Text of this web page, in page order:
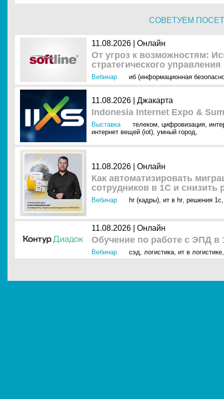
СОВЕТУЕМ
11.08.2026 | Онлайн
От угроз к возможностям:
стратегического
Вебинар иб (информационная
11.08.2026 | Джакарта
Indonesia Internet Expo &
Выставка телеком, цифровизация,
интернет вещей (iot), умный город,
11.08.2026 | Онлайн
Как автоматизировать
сотрудников в 1С и снизить
Вебинар hr (кадры), ит в hr, решения 1с,
11.08.2026 | Онлайн
Обучение по работе с ЭПД в
Вебинар сэд, логистика, ит в логистике